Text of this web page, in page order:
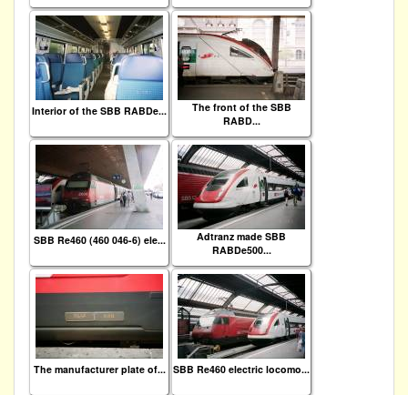
Interior of the SBB RABDe...
The front of the SBB
RABD...
SBB Re460 (460 046-6) ele...
Adtranz made SBB
RABDe500...
The manufacturer plate of... SBB Re460 electric locomo...